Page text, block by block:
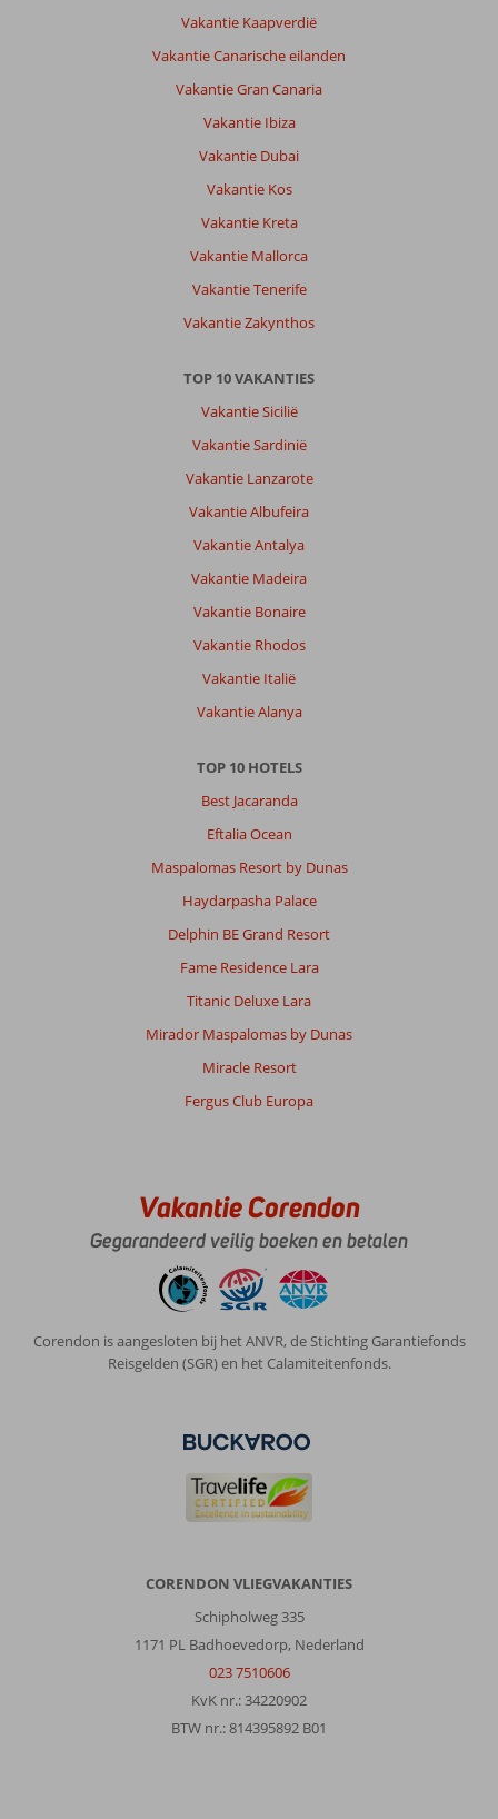
Vakantie Kaapverdië
Vakantie Canarische eilanden
Vakantie Gran Canaria
Vakantie Ibiza
Vakantie Dubai
Vakantie Kos
Vakantie Kreta
Vakantie Mallorca
Vakantie Tenerife
Vakantie Zakynthos
TOP 10 VAKANTIES
Vakantie Sicilië
Vakantie Sardinië
Vakantie Lanzarote
Vakantie Albufeira
Vakantie Antalya
Vakantie Madeira
Vakantie Bonaire
Vakantie Rhodos
Vakantie Italië
Vakantie Alanya
TOP 10 HOTELS
Best Jacaranda
Eftalia Ocean
Maspalomas Resort by Dunas
Haydarpasha Palace
Delphin BE Grand Resort
Fame Residence Lara
Titanic Deluxe Lara
Mirador Maspalomas by Dunas
Miracle Resort
Fergus Club Europa
Vakantie Corendon
Gegarandeerd veilig boeken en betalen
Corendon is aangesloten bij het ANVR, de Stichting Garantiefonds
Reisgelden (SGR) en het Calamiteitenfonds.
CORENDON VLIEGVAKANTIES
Schipholweg 335
1171 PL Badhoevedorp, Nederland
023 7510606
KvK nr.: 34220902
BTW nr.: 814395892 B01